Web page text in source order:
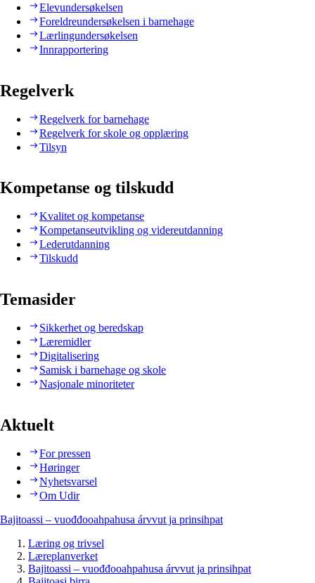
Elevundersøkelsen
Foreldreundersøkelsen i barnehage
Lærlingundersøkelsen
Innrapportering
Regelverk
Regelverk for barnehage
Regelverk for skole og opplæring
Tilsyn
Kompetanse og tilskudd
Kvalitet og kompetanse
Kompetanseutvikling og videreutdanning
Lederutdanning
Tilskudd
Temasider
Sikkerhet og beredskap
Læremidler
Digitalisering
Samisk i barnehage og skole
Nasjonale minoriteter
Aktuelt
For pressen
Høringer
Nyhetsvarsel
Om Udir
Bajitoassi – vuođđooahpahusa árvvut ja prinsihpat
Læring og trivsel
Læreplanverket
Bajitoassi – vuođđooahpahusa árvvut ja prinsihpat